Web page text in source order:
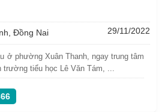
Đồng Nai 29/11/2022
ở phường Xuân Thanh, ngay trung tâm
trường tiểu học Lê Văn Tám, ...